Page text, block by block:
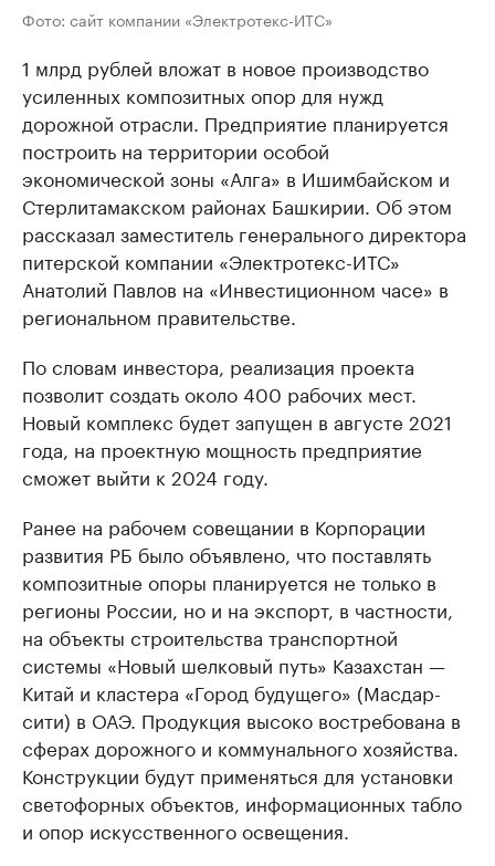
Фото: сайт компании «Электротекс-ИТС»
1 млрд рублей вложат в новое производство
усиленных композитных опор для нужд
дорожной отрасли. Предприятие планируется
построить на территории особой
экономической зоны «Алга» в Ишимбайском и
Стерлитамакском районах Башкирии. Об этом
рассказал заместитель генерального директора
питерской компании «Электротекс-ИТС»
Анатолий Павлов на «Инвестиционном часе» в
региональном правительстве.
По словам инвестора, реализация проекта
позволит создать около 400 рабочих мест.
Новый комплекс будет запущен в августе 2021
года, на проектную мощность предприятие
сможет выйти к 2024 году.
Ранее на рабочем совещании в Корпорации
развития РБ было объявлено, что поставлять
композитные опоры планируется не только в
регионы России, но и на экспорт, в частности,
на объекты строительства транспортной
системы «Новый шелковый путь» Казахстан —
Китай и кластера «Город будущего» (Масдар-
сити) в ОАЭ. Продукция высоко востребована в
сферах дорожного и коммунального хозяйства.
Конструкции будут применяться для установки
светофорных объектов, информационных табло
и опор искусственного освещения.